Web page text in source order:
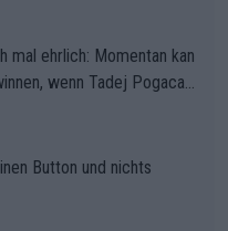
mal ehrlich: Momentan kan
wenn Tadej Pogacar
Button und nichts